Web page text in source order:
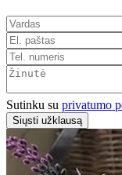
Sutinku su privatumo
Siųsti užklausą